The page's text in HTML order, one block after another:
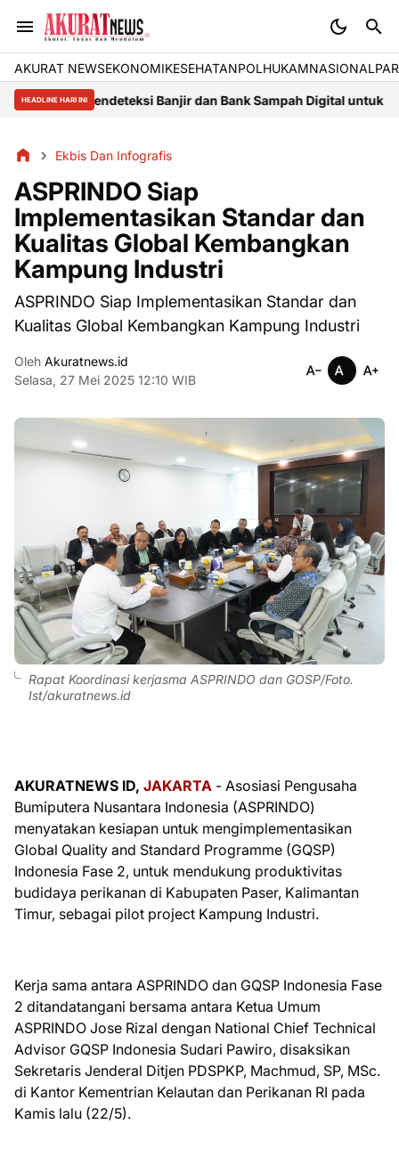
AKURAT NEWSEKONOMIKESEHATANPOLHUKAMNASIONAL
HEADLINE HARI INI
Pendeteksi Banjir dan Bank Sampah Digital untuk
Ekbis Dan Infografis
ASPRINDO Siap
Implementasikan Standar dan
Kualitas Global Kembangkan
Kampung Industri
ASPRINDO Siap Implementasikan Standar dan
Kualitas Global Kembangkan Kampung Industri
Oleh Akuratnews.id
Selasa, 27 Mei 2025 12:10 WIB
Rapat Koordinasi kerjasma ASPRINDO dan GOSP/Foto.
Ist/akuratnews.id
AKURATNEWS ID, JAKARTA - Asosiasi Pengusaha
Bumiputera Nusantara Indonesia (ASPRINDO)
menyatakan kesiapan untuk mengimplementasikan
Global Quality and Standard Programme (GQSP)
Indonesia Fase 2, untuk mendukung produktivitas
budidaya perikanan di Kabupaten Paser, Kalimantan
Timur, sebagai pilot project Kampung Industri.
Kerja sama antara ASPRINDO dan GQSP Indonesia Fase
2 ditandatangani bersama antara Ketua Umum
ASPRINDO Jose Rizal dengan National Chief Technical
Advisor GQSP Indonesia Sudari Pawiro, disaksikan
Sekretaris Jenderal Ditjen PDSPKP, Machmud, SP, MSc.
di Kantor Kementrian Kelautan dan Perikanan RI pada
Kamis lalu (22/5).